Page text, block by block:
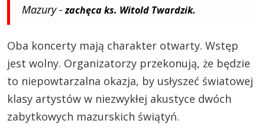
Mazury -zachęca ks. Witold Twardzik.
Oba koncerty mają charakter otwarty. Wstęp
jest wolny. Organizatorzy przekonują, że będzie
to niepowtarzalna okazja, by usłyszeć światowej
klasy artystów w niezwykłej akustyce dwóch
zabytkowych mazurskich świątyń.